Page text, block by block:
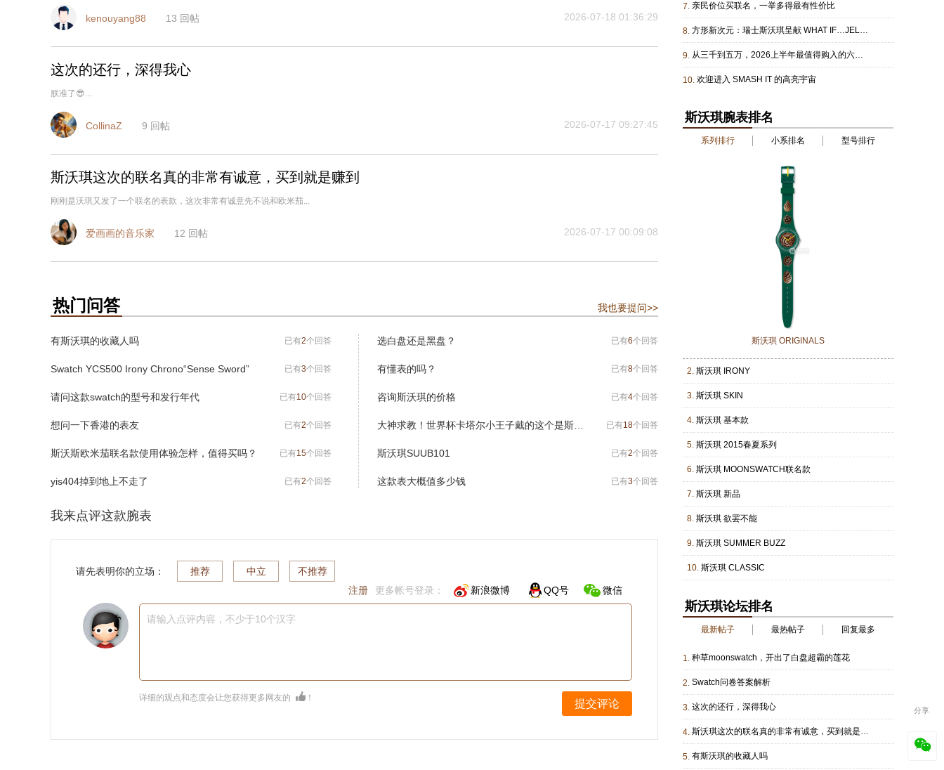
kenouyang88 13 回帖 2026-07-18 01:36:29
这次的还行，深得我心
朕准了😎...
CollinaZ 9 回帖 2026-07-17 09:27:45
斯沃琪这次的联名真的非常有诚意，买到就是赚到
刚刚是沃琪又发了一个联名的表款，这次非常有诚意先不说和欧米茄...
爱画画的音乐家 12 回帖 2026-07-17 00:09:08
热门问答 我也要提问>>
有斯沃琪的收藏人吗 已有2个回答
Swatch YCS500 Irony Chrono“Sense Sword” 已有3个回答
请问这款swatch的型号和发行年代 已有10个回答
想问一下香港的表友 已有2个回答
斯沃斯欧米茄联名款使用体验怎样，值得买吗？ 已有15个回答
yis404掉到地上不走了 已有2个回答
选白盘还是黑盘？ 已有6个回答
有懂表的吗？ 已有8个回答
咨询斯沃琪的价格 已有4个回答
已有18个回答
斯沃琪SUUB101 已有2个回答
这款表大概值多少钱 已有3个回答
我来点评这款腕表
注册 更多帐号登录： 新浪微博 QQ号 微信
请先表明你的立场： 推荐 中立 不推荐
请输入点评内容，不少于10个汉字
详细的观点和态度会让您获得更多网友的 ！ 提交评论
7. 亲民价位买联名，一举多得最有性价比
8. 方形新次元：瑞士斯沃琪呈献 WHAT IF…JELLY?系列
9. 从三千到五万，2026上半年最值得购入的六款表
10. 欢迎进入 SMASH IT 的高亮宇宙
斯沃琪腕表排名
系列排行 小系排名 型号排行
斯沃琪 ORIGINALS
2. 斯沃琪 IRONY
3. 斯沃琪 SKIN
4. 斯沃琪 基本款
5. 斯沃琪 2015春夏系列
6. 斯沃琪 MOONSWATCH联名款
7. 斯沃琪 新品
8. 斯沃琪 欲罢不能
9. 斯沃琪 SUMMER BUZZ
10. 斯沃琪 CLASSIC
斯沃琪论坛排名
最新帖子 最热帖子 回复最多
1. 种草moonswatch，开出了白盘超霸的莲花
2. Swatch问卷答案解析
3. 这次的还行，深得我心
4. 斯沃琪这次的联名真的非常有诚意，买到就是赚到
5. 有斯沃琪的收藏人吗
分享